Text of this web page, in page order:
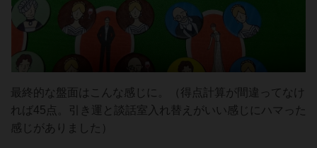
最終的な盤面はこんな感じに。（得点計算が間違ってなけ
れば45点。引き運と談話室入れ替えがいい感じにハマった
感じがありました）